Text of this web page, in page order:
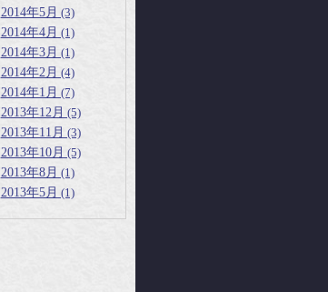
2014年5月 (3)
2014年4月 (1)
2014年3月 (1)
2014年2月 (4)
2014年1月 (7)
2013年12月 (5)
2013年11月 (3)
2013年10月 (5)
2013年8月 (1)
2013年5月 (1)